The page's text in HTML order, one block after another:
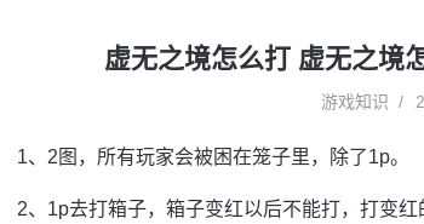
虚无之境怎么打 虚无之境
游戏知识
1、2图，所有玩家会被困在笼子里，除了1p。
2、1p去打箱子，箱子变红以后不能打，打变红